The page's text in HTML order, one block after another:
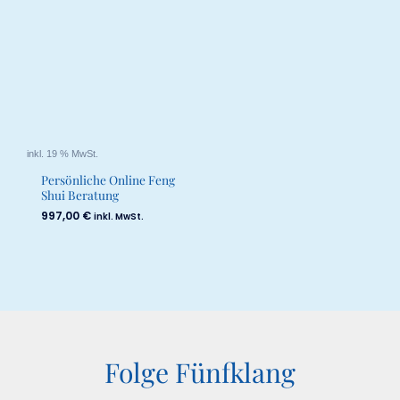
inkl. 19 % MwSt.
Persönliche Online Feng
Shui Beratung
997,00 € inkl. MwSt.
Folge Fünfklang